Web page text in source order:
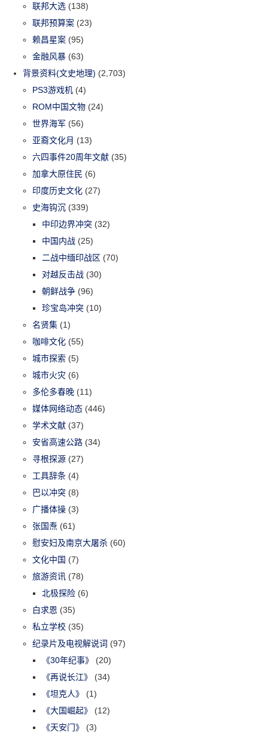
联邦大选 (138)
联邦预算案 (23)
赖昌星案 (95)
金融风暴 (63)
背景资料(文史地理) (2,703)
PS3游戏机 (4)
ROM中国文物 (24)
世界海军 (56)
亚裔文化月 (13)
六四事件20周年文献 (35)
加拿大原住民 (6)
印度历史文化 (27)
史海钩沉 (339)
中印边界冲突 (32)
中国内战 (25)
二战中缅印战区 (70)
对越反击战 (30)
朝鲜战争 (96)
珍宝岛冲突 (10)
名贤集 (1)
咖啡文化 (55)
城市探索 (5)
城市火灾 (6)
多伦多春晚 (11)
媒体网络动态 (446)
学术文献 (37)
安省高速公路 (34)
寻根探源 (27)
工具辞条 (4)
巴以冲突 (8)
广播体操 (3)
张国焘 (61)
慰安妇及南京大屠杀 (60)
文化中国 (7)
旅游资讯 (78)
北极探险 (6)
白求恩 (35)
私立学校 (35)
纪录片及电视解说词 (97)
《30年纪事》
(20)
《再说长江》
(34)
《坦克人》
(1)
《大国崛起》
(12)
《天安门》
(3)